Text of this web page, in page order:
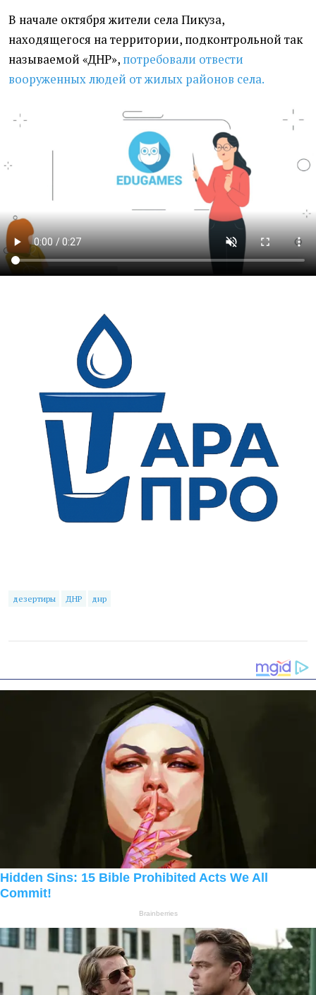
В начале октября жители села Пикуза,
находящегося на территории, подконтрольной так
называемой «ДНР», потребовали отвести
вооруженных людей от жилых районов села.
дезертиры ДНР днр